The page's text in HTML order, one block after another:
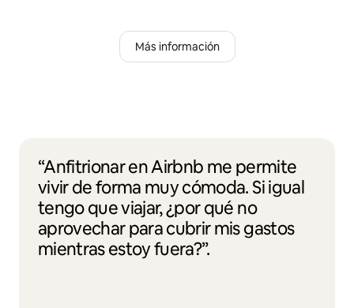
Más información
“Anfitrionar en Airbnb me permite
vivir de forma muy cómoda. Si igual
tengo que viajar, ¿por qué no
aprovechar para cubrir mis gastos
mientras estoy fuera?”.